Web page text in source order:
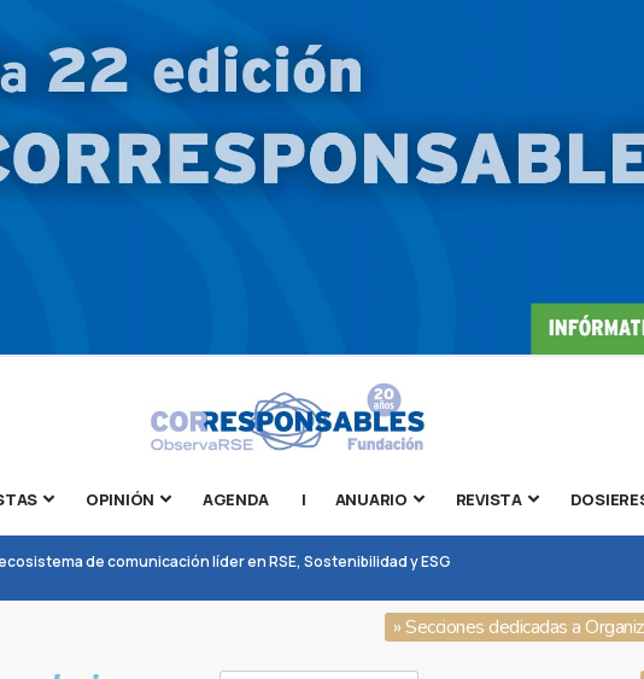
OPINIÓN AGENDA | ANUARIO REVISTA
de comunicación líder en RSE, Sostenibilidad y ESG
» Secciones dedicadas a